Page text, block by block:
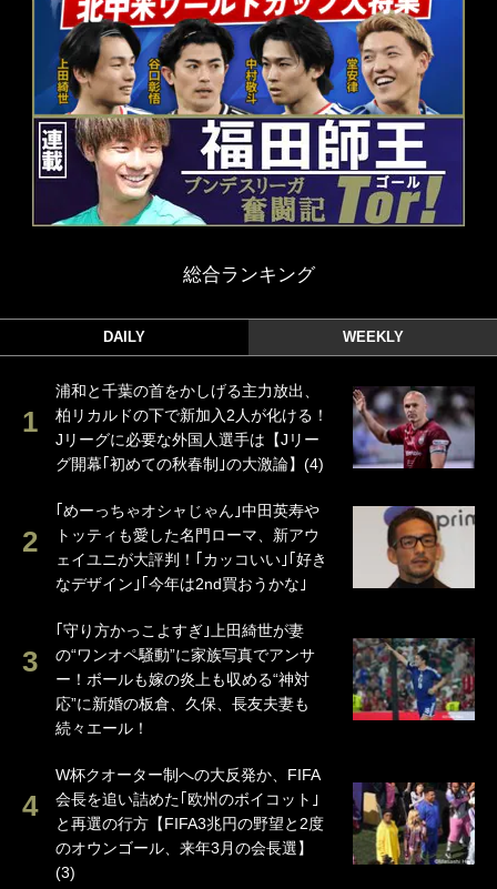
総合ランキング
DAILY WEEKLY
浦和と千葉の首をかしげる主力放出、
柏リカルドの下で新加入2人が化ける！
Jリーグに必要な外国人選手は【Jリー
グ開幕｢初めての秋春制｣の大激論】(4)
｢めーっちゃオシャじゃん｣中田英寿や
トッティも愛した名門ローマ、新アウ
ェイユニが大評判！｢カッコいい｣｢好き
なデザイン｣｢今年は2nd買おうかな｣
｢守り方かっこよすぎ｣上田綺世が妻
の“ワンオペ騒動”に家族写真でアンサ
ー！ボールも嫁の炎上も収める“神対
応”に新婚の板倉、久保、長友夫妻も
続々エール！
W杯クオーター制への大反発か、FIFA
会長を追い詰めた｢欧州のボイコット｣
と再選の行方【FIFA3兆円の野望と2度
のオウンゴール、来年3月の会長選】
(3)